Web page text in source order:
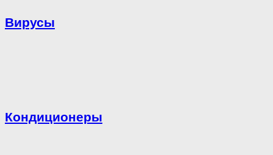
Вирусы
Кондиционеры